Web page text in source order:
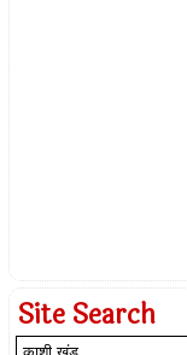
Site Search